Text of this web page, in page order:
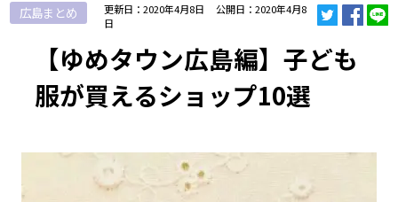
広島まとめ 更新日：2020年4月8日
公開日：2020年4月8
日
【ゆめタウン広島編】子ども
服が買えるショップ10選